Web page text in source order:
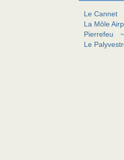
Le Cannet
La Môle
Pierrefeu
Le